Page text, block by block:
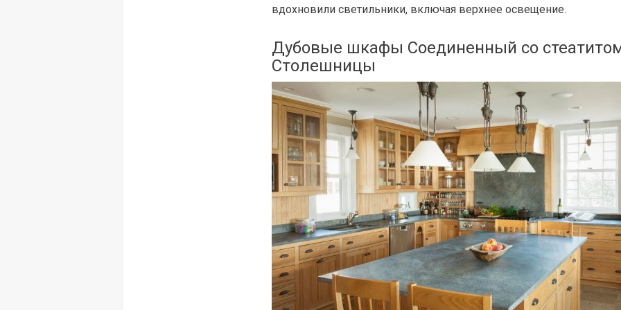
вдохновили светильники, включая верхнее освещение.
Дубовые шкафы Соединенный со
Столешницы